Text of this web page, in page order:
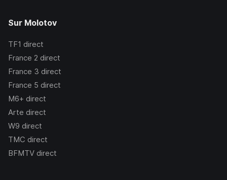
Sur Molotov
TF1 direct
France 2 direct
France 3 direct
France 5 direct
M6+ direct
Arte direct
W9 direct
TMC direct
BFMTV direct